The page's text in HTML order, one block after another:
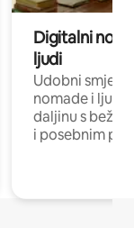
Digitalni
ljudi
Udobni
nomade i ljude
daljinu s
i posebnim